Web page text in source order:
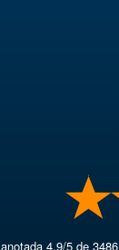
anotada4.9/5 de3486